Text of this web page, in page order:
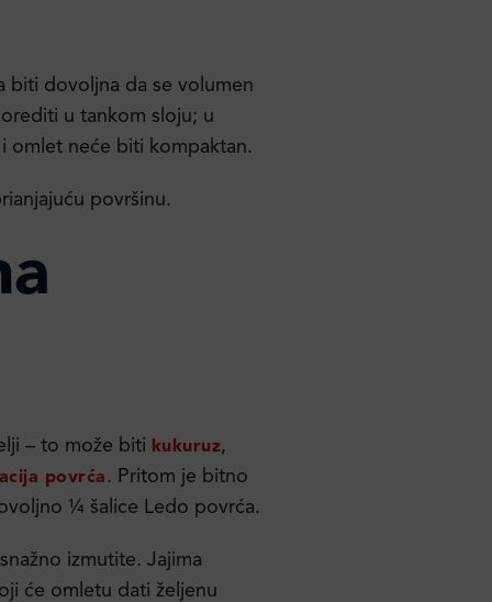
biti dovoljna da se volumen
u tankom sloju; u
omlet neće biti kompaktan.
površinu.
– to može biti kukuruz,
povrća. Pritom je bitno
¼ šalice Ledo povrća.
izmutite. Jajima
će omletu dati željenu